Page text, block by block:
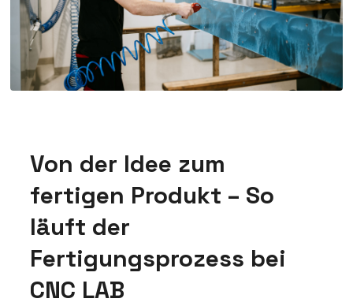
Von der Idee zum
fertigen Produkt – So
läuft der
Fertigungsprozess bei
CNC LAB